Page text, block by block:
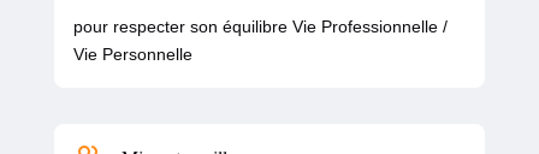
pour respecter son équilibre Vie Professionnelle /
Vie Personnelle